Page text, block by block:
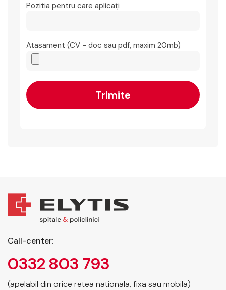
Pozitia pentru care aplicați
Atasament (CV - doc sau pdf, maxim 20mb)
Call-center:
0332 803 793
(apelabil din orice retea nationala, fixa sau mobila)